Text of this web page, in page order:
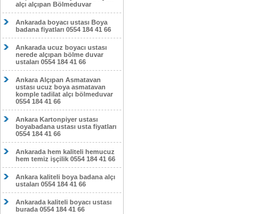
alçı alçıpan Bölmeduvar
Ankarada boyacı ustası Boya
badana fiyatları 0554 184 41 66
Ankarada ucuz boyacı ustası
nerede alçıpan bölme duvar
ustaları 0554 184 41 66
Ankara Alçıpan Asmatavan
ustası ucuz boya asmatavan
komple tadilat alçı bölmeduvar
0554 184 41 66
Ankara Kartonpiyer ustası
boyabadana ustası usta fiyatları
0554 184 41 66
Ankarada hem kaliteli hemucuz
hem temiz işçilik 0554 184 41 66
Ankara kaliteli boya badana alçı
ustaları 0554 184 41 66
Ankarada kaliteli boyacı ustası
burada 0554 184 41 66